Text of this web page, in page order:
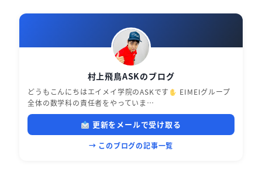
村上飛鳥ASKのブログ
どうもこんにちはエイメイ学院のASKです
EIMEIグループ
全体の数学科の責任者をやっていま…
更新をメールで受け取る
→ このブログの記事一覧